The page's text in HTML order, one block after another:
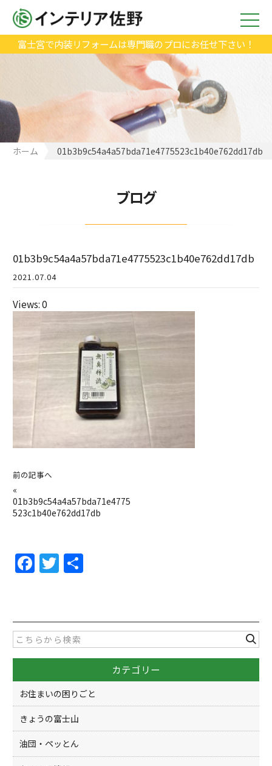
富士宮で内装リフォームは専門職のプロにお任せ下さい！
ホーム 01b3b9c54a4a57bda71e4775523c1b40e762dd17db
ブログ
01b3b9c54a4a57bda71e4775523c1b40e762dd17db
2021.07.04
Views: 0
前の記事へ
«
01b3b9c54a4a57bda71e4775
523c1b40e762dd17db
F
a
e
b
o
o
k
T
w
er
カテゴリー
お住まいの困りごと
きょうの富士山
油団・ペッとん